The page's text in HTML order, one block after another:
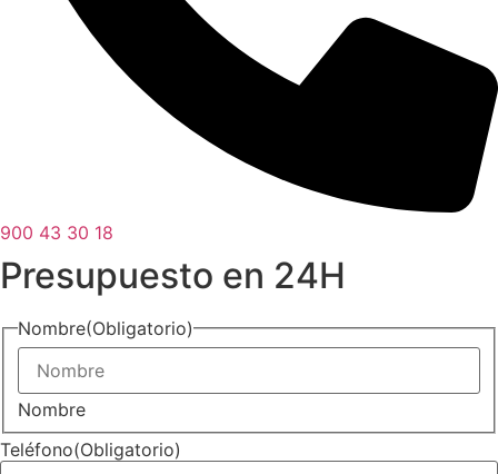
900 43 30 18
Presupuesto en 24H
Nombre(Obligatorio)
Nombre
Teléfono(Obligatorio)